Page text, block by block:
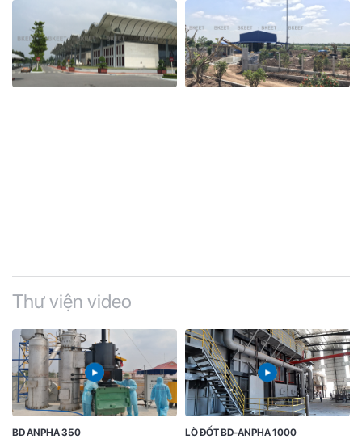
Thư viện video
BD ANPHA 350 LÒ ĐỐT BD-ANPHA 1000